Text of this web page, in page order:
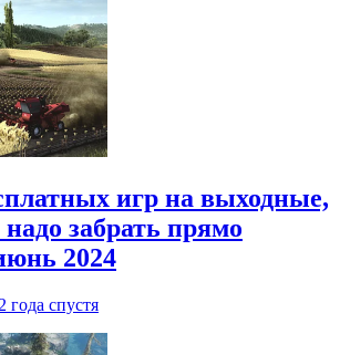
игр на выходные,
забрать прямо
2024
2 года спустя